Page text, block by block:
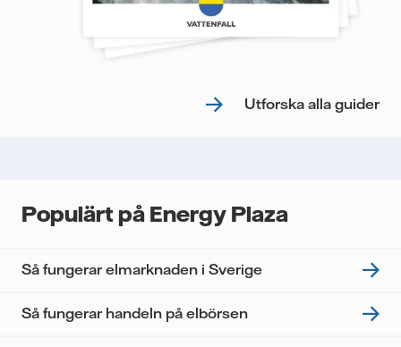
Utforska alla guider
Populärt på Energy Plaza
Så fungerar elmarknaden i Sverige
Så fungerar handeln på elbörsen